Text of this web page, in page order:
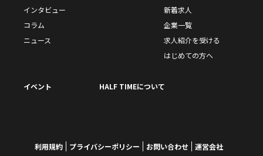
インタビュー
コラム
ニュース
新着求人
企業一覧
求人紹介を受ける
はじめての方へ
イベント HALF TIMEについて
利用規約 プライバシーポリシー お問い合わせ 運営会社